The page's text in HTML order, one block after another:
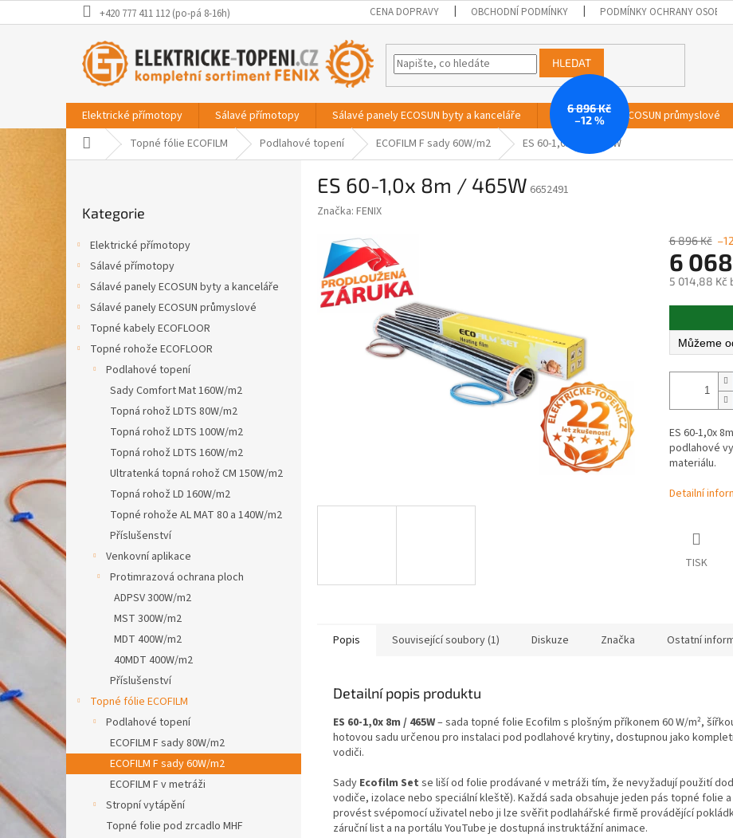
na
+420 777 411 112 (po-pá 8-16h) CENA DOPRAVY OBCHODNÍ PODMÍNKY PODMÍNKY OCHRANY
HLEDAT
Elektrické přímotopy Sálavé přímotopy Sálavé panely ECOSUN byty a kanceláře Sálavé panely ECOSUN průmyslové
Domů Topné fólie ECOFILM Podlahové topení ECOFILM F sady 60W/m2 ES 60-1,0x 8m / 465W
a
e
kategorie
Kategorie
Elektrické přímotopy
Sálavé přímotopy
Sálavé panely ECOSUN byty a kanceláře
Sálavé panely ECOSUN průmyslové
Topné kabely ECOFLOOR
Topné rohože ECOFLOOR
Podlahové topení
Sady Comfort Mat 160W/m2
Topná rohož LDTS 80W/m2
Topná rohož LDTS 100W/m2
Topná rohož LDTS 160W/m2
Ultratenká topná rohož CM 150W/m2
Topná rohož LD 160W/m2
Topné rohože AL MAT 80 a 140W/m2
Příslušenství
Venkovní aplikace
Protimrazová ochrana ploch
ADPSV 300W/m2
MST 300W/m2
MDT 400W/m2
40MDT 400W/m2
Příslušenství
Topné fólie ECOFILM
Podlahové topení
ECOFILM F sady 80W/m2
ECOFILM F sady 60W/m2
ECOFILM F v metráži
Stropní vytápění
Topné folie pod zrcadlo MHF
ES 60-1,0x 8m / 465W 6652491
Značka: FENIX
6 896 Kč
–12 %
6 896 Kč
6
5 014,88 Kč
Měrná
ES 60-1,0x
podlahové
materiálu.
Detailní
TISK
Popis Související soubory (1) Diskuze Značka Ostatní
Detailní popis produktu
ES 60-1,0x 8m / 465W– sada topné folie Ecofilm s plošným příkonem 60 W/m²,
hotovou sadu určenou pro instalaci pod podlahové krytiny, dostupnou jako
vodiči.
Sady Ecofilm Set se liší od folie prodávané v metráži tím, že nevyžadují použití
vodiče, izolace nebo speciální kleště). Každá sada obsahuje jeden pás topné folie
provést svépomocí uživatel nebo ji lze svěřit podlahářské firmě provádějící
záruční list a na portálu YouTube je dostupná instruktážní animace.